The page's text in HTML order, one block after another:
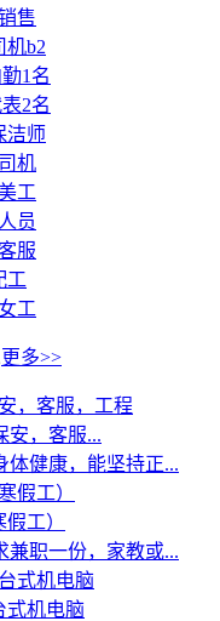
售
机b2
1名
2名
洁师
机
工
员
服
工
工
更多>>
安，客服...
体健康，能坚持正...
工）
兼职一份，家教或...
式机电脑